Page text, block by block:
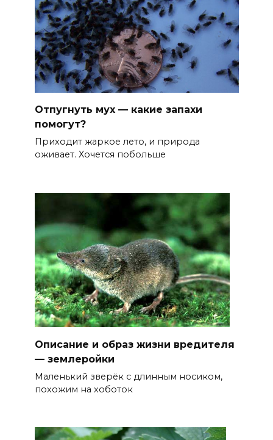
Отпугнуть мух — какие запахи
помогут?
Приходит жаркое лето, и природа
оживает. Хочется побольше
Описание и образ жизни вредителя
— землеройки
Маленький зверёк с длинным носиком,
похожим на хоботок